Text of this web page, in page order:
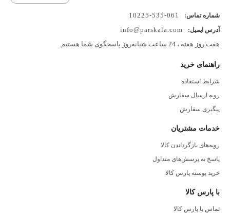
کنید.رای 4 رنگ رژگونه مات که در هر نوع آرایشی می توانید از آن ها
استفاده کنید.
شماره تماس: 061-535-10225
آدرس ایمیل:
info@parskala.com
هفت روز هفته ، 24 ساعت شبانه‌روز پاسخگوی شما هستیم.
راهنمای خرید
شرایط استفاده
رویه ارسال سفارش
پیگیری سفارش
خدمات مشتریان
رویه‌های بازگرداندن کالا
پاسخ به پرسش‌های متداول
خرید پوسته پارس کالا
با پارس کالا
تماس با پارس کالا